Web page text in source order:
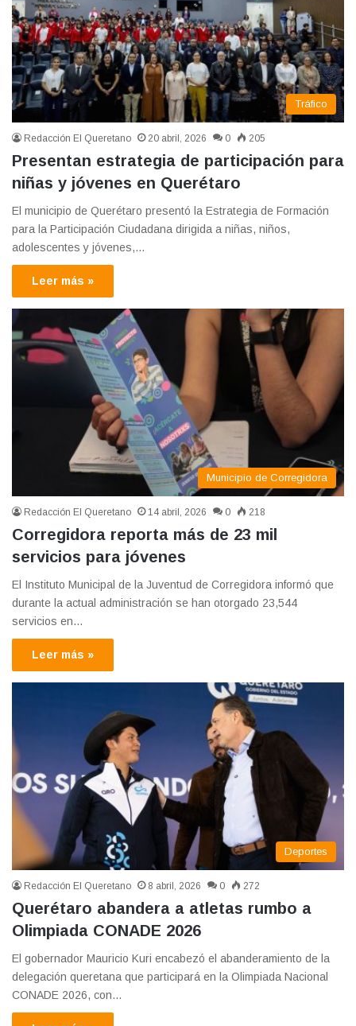
Tráfico
Redacción El Queretano 20 abril, 2026 0 205
Presentan estrategia de participación para
niñas y jóvenes en Querétaro
El municipio de Querétaro presentó la Estrategia de Formación
para la Participación Ciudadana dirigida a niñas, niños,
adolescentes y jóvenes,…
Leer más »
Municipio de Corregidora
Redacción El Queretano 14 abril, 2026 0 218
Corregidora reporta más de 23 mil
servicios para jóvenes
El Instituto Municipal de la Juventud de Corregidora informó que
durante la actual administración se han otorgado 23,544
servicios en…
Leer más »
Deportes
Redacción El Queretano 8 abril, 2026 0 272
Querétaro abandera a atletas rumbo a
Olimpiada CONADE 2026
El gobernador Mauricio Kuri encabezó el abanderamiento de la
delegación queretana que participará en la Olimpiada Nacional
CONADE 2026, con…